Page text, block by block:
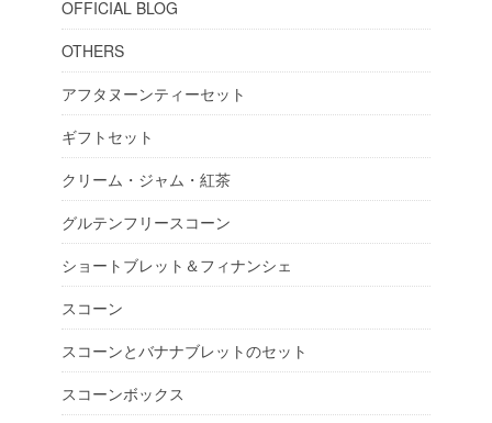
OFFICIAL BLOG
OTHERS
アフタヌーンティーセット
ギフトセット
クリーム・ジャム・紅茶
グルテンフリースコーン
ショートブレット＆フィナンシェ
スコーン
スコーンとバナナブレットのセット
スコーンボックス